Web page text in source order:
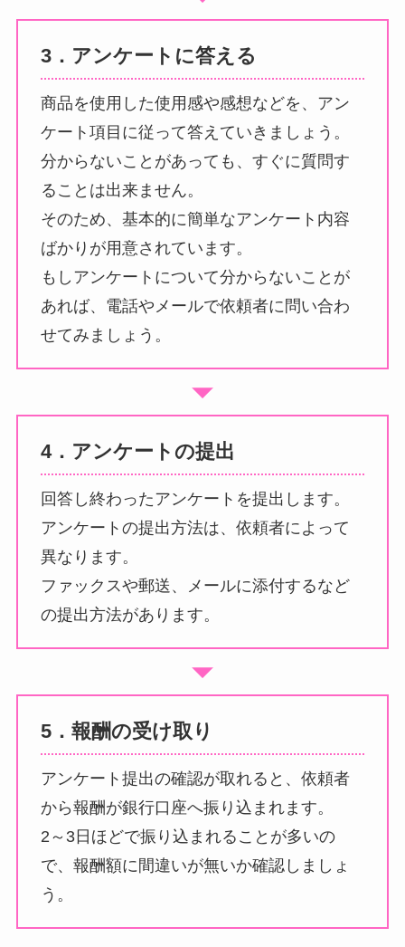
3．アンケートに答える
商品を使用した使用感や感想などを、アン
ケート項目に従って答えていきましょう。
分からないことがあっても、すぐに質問す
ることは出来ません。
そのため、基本的に簡単なアンケート内容
ばかりが用意されています。
もしアンケートについて分からないことが
あれば、電話やメールで依頼者に問い合わ
せてみましょう。
4．アンケートの提出
回答し終わったアンケートを提出します。
アンケートの提出方法は、依頼者によって
異なります。
ファックスや郵送、メールに添付するなど
の提出方法があります。
5．報酬の受け取り
アンケート提出の確認が取れると、依頼者
から報酬が銀行口座へ振り込まれます。
2～3日ほどで振り込まれることが多いの
で、報酬額に間違いが無いか確認しましょ
う。